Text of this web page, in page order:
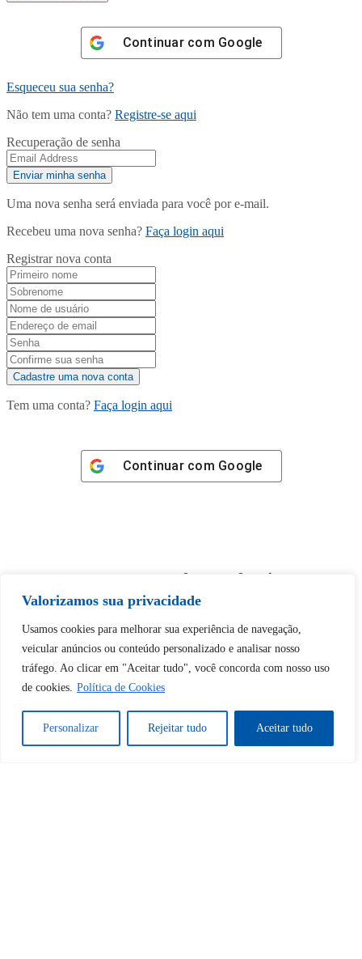
Valorizamos sua privacidade
Usamos cookies para melhorar sua experiência de navegação,
veicular anúncios ou conteúdo personalizado e analisar nosso
tráfego. Ao clicar em "Aceitar tudo", você concorda com nosso uso
de cookies. Política de Cookies
Personalizar Rejeitar tudo Aceitar tudo
Continuar com Google
Esqueceu sua senha?
Não tem uma conta? Registre-se aqui
Recuperação de senha
Uma nova senha será enviada para você por e-mail.
Recebeu uma nova senha? Faça login aqui
Registrar nova conta
Tem uma conta? Faça login aqui
Continuar com Google
Tem certeza de que deseja
desbloquear esta publicação?
Desbloquear esquerda : 0
Sim